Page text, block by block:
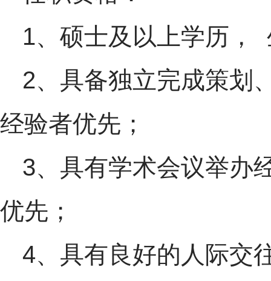
1、硕士及以上学历，
2、具备独立完成策划
经验者优先；
3、具有学术会议举办
优先；
4、具有良好的人际交